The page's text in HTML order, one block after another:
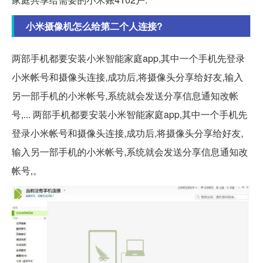
小米摄像机怎么给第二个人连接?
两部手机都要安装小米智能家庭app,其中一个手机先登录
小米帐号和摄像头连接,成功后,将摄像头分享给好友,输入
另一部手机的小米帐号,系统就会发送分享信息通知改帐
号,... 两部手机都要安装小米智能家庭app,其中一个手机先
登录小米帐号和摄像头连接,成功后,将摄像头分享给好友,
输入另一部手机的小米帐号,系统就会发送分享信息通知改
帐号,。